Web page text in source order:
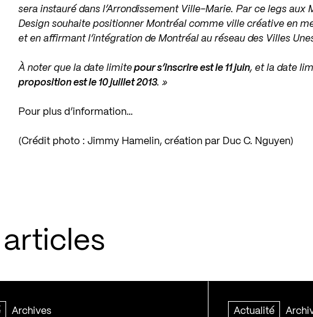
sera instauré dans l’Arrondissement Ville-Marie. Par ce legs aux
Design souhaite positionner Montréal comme ville créative en
et en affirmant l’intégration de Montréal au réseau des Villes
À noter que la date limite pour s’inscrire est le 11 juin, et la date
proposition est le 10 juillet 2013. »
Pour plus d’information…
(Crédit photo : Jimmy Hamelin, création par Duc C. Nguyen)
articles
Archives Actualité